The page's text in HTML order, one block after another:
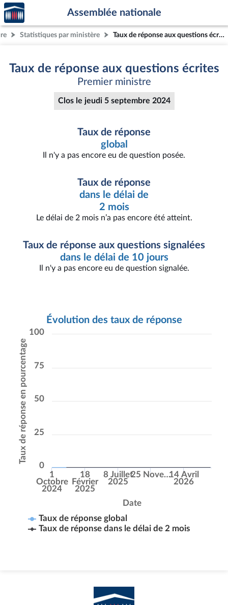
Aller au contenu
Aller en bas de la page
Accèder
à la
page
d'accueil
Assemblée nationale
Statistiques par ministère Taux de réponse aux questions écrites
Taux de réponse aux questions écrites
Premier ministre
Clos le jeudi 5 septembre 2024
Taux de réponse
global
Il n'y a pas encore eu de question posée.
Taux de réponse
dans le délai de
2 mois
Le délai de 2 mois n’a pas encore été atteint.
Taux de réponse aux questions signalées
dans le délai de 10 jours
Il n'y a pas encore eu de question signalée.
Évolution des taux de réponse
Date
Taux de réponse en pourcentage
Taux de réponse global
Taux de réponse dans le délai de 2 mois
1
Octobre
2024
18
Février
2025
8 Juillet
2025
25 Nove…14 Avril
2026
0
100
25
50
75